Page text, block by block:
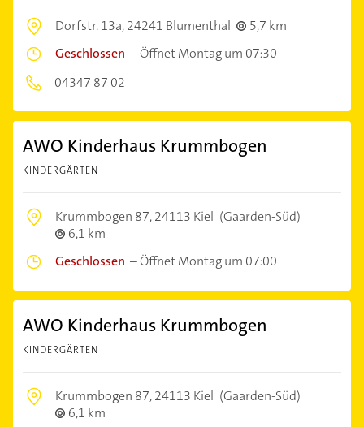
Dorfstr. 13a,24241 Blumenthal
5,7 km
Geschlossen –Öffnet Montag um 07:30
04347 87 02
AWO Kinderhaus Krummbogen
KINDERGÄRTEN
Krummbogen 87,24113 Kiel (Gaarden-Süd)
6,1 km
Geschlossen –Öffnet Montag um 07:00
AWO Kinderhaus Krummbogen
KINDERGÄRTEN
Krummbogen 87,24113 Kiel (Gaarden-Süd)
6,1 km